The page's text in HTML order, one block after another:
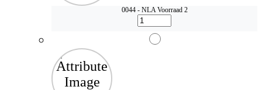
0044 - NLAVoorraad 2